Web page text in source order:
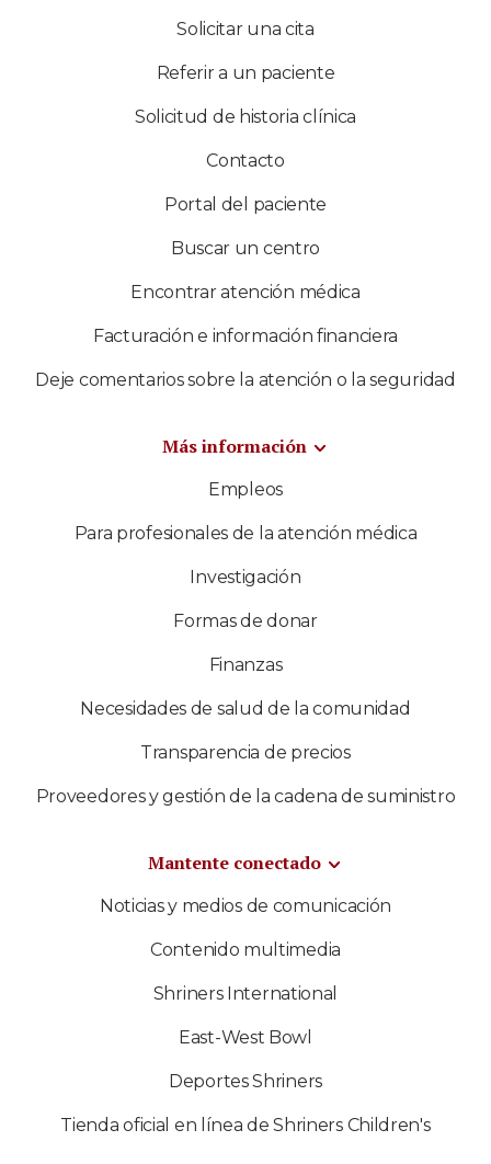
Solicitar una cita
Referir a un paciente
Solicitud de historia clínica
Contacto
Portal del paciente
Buscar un centro
Encontrar atención médica
Facturación e información financiera
Deje comentarios sobre la atención o la seguridad
Más información
Empleos
Para profesionales de la atención médica
Investigación
Formas de donar
Finanzas
Necesidades de salud de la comunidad
Transparencia de precios
Proveedores y gestión de la cadena de suministro
Mantente conectado
Noticias y medios de comunicación
Contenido multimedia
Shriners International
East-West Bowl
Deportes Shriners
Tienda oficial en línea de Shriners Children's